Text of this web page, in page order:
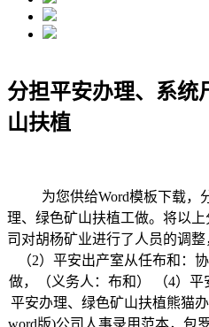
分担平安办理、系统
山扶植
为您供给Word模板下载，
理、绿色矿山扶植工做。将以
司对胡杨矿业进行了人员的调整
（2）平安出产室从任布和：
做，（义务人：布和） （4）
平安办理、绿色矿山扶植熊猫